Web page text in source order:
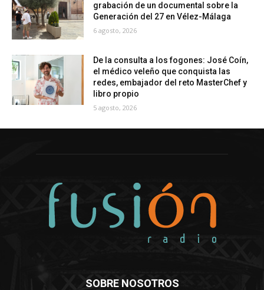
grabación de un documental sobre la
Generación del 27 en Vélez-Málaga
6 agosto, 2026
De la consulta a los fogones: José Coín,
el médico veleño que conquista las
redes, embajador del reto MasterChef y
libro propio
5 agosto, 2026
SOBRE NOSOTROS